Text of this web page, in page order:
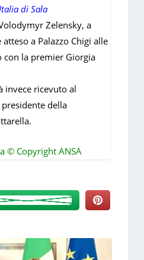
di Sala
Zelensky, a
a Palazzo Chigi alle
la premier Giorgia
invece ricevuto al
della
© Copyright ANSA